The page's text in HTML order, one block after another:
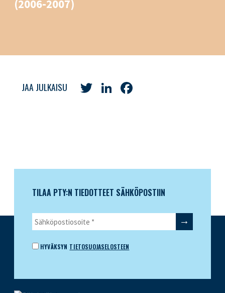
(2006-2007)
JAA JULKAISU TwitterLinkedIn
TILAA PTY:N TIEDOTTEET SÄHKÖPOSTIIN
HYVÄKSYN TIETOSUOJASELOSTEEN